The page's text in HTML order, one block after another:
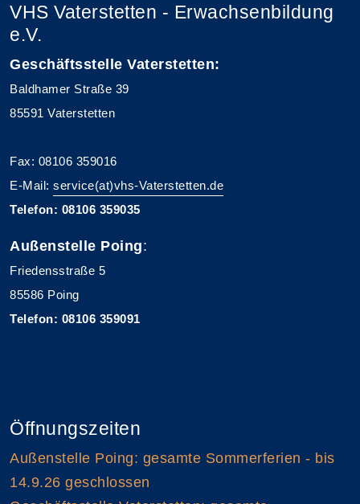
VHS Vaterstetten - Erwachsenbildung
e.V.
Geschäftsstelle Vaterstetten:
Baldhamer Straße 39
85591 Vaterstetten
Fax: 08106 359016
E-Mail: service(at)vhs-Vaterstetten.de
Telefon: 08106 359035
Außenstelle Poing:
Friedensstraße 5
85586 Poing
Telefon: 08106 359091
Öffnungszeiten
Außenstelle Poing: gesamte Sommerferien - bis
14.9.26 geschlossen